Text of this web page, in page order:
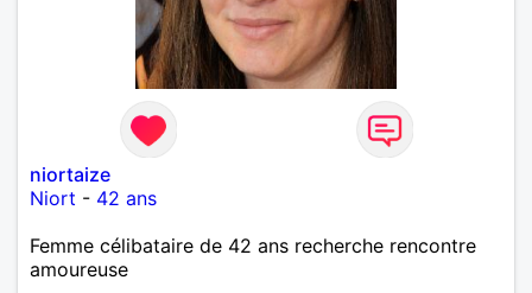
niortaize
Niort - 42 ans
Femme célibataire de 42 ans recherche rencontre
amoureuse